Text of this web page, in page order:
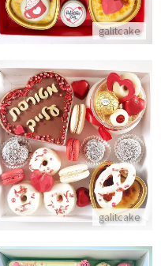
galitcake
galitcake
מארז באהבה מטורפת עליך
התקשר/י